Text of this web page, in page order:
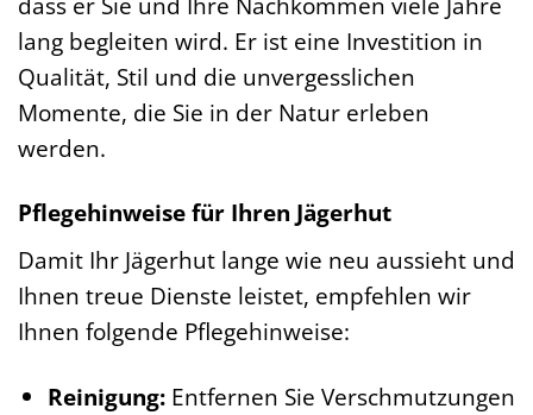
lang begleiten wird. Er ist eine Investition in
Qualität, Stil und die unvergesslichen
Momente, die Sie in der Natur erleben
werden.
Pflegehinweise für Ihren Jägerhut
Damit Ihr Jägerhut lange wie neu aussieht und
Ihnen treue Dienste leistet, empfehlen wir
Ihnen folgende Pflegehinweise:
Reinigung:Entfernen Sie Verschmutzungen